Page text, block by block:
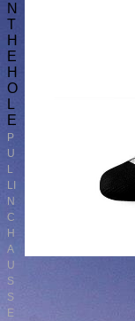
N
T
H
E
H
O
L
E
P
U
L
LI
N
C
H
A
U
S
S
E